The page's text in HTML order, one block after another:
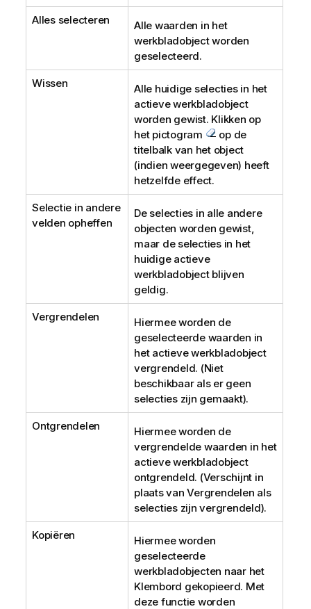
Alles selecteren
Alle waarden in het
werkbladobject worden
geselecteerd.
Wissen
Alle huidige selecties in het
actieve werkbladobject
worden gewist. Klikken op
het pictogram
op de
titelbalk van het object
(indien weergegeven) heeft
hetzelfde effect.
Selectie in andere
velden opheffen
De selecties in alle andere
objecten worden gewist,
maar de selecties in het
huidige actieve
werkbladobject blijven
geldig.
Vergrendelen
Hiermee worden de
geselecteerde waarden in
het actieve werkbladobject
vergrendeld. (Niet
beschikbaar als er geen
selecties zijn gemaakt).
Ontgrendelen
Hiermee worden de
vergrendelde waarden in het
actieve werkbladobject
ontgrendeld. (Verschijnt in
plaats vanVergrendelen als
selecties zijn vergrendeld).
Kopiëren
Hiermee worden
geselecteerde
werkbladobjecten naar het
Klembord gekopieerd. Met
deze functie worden